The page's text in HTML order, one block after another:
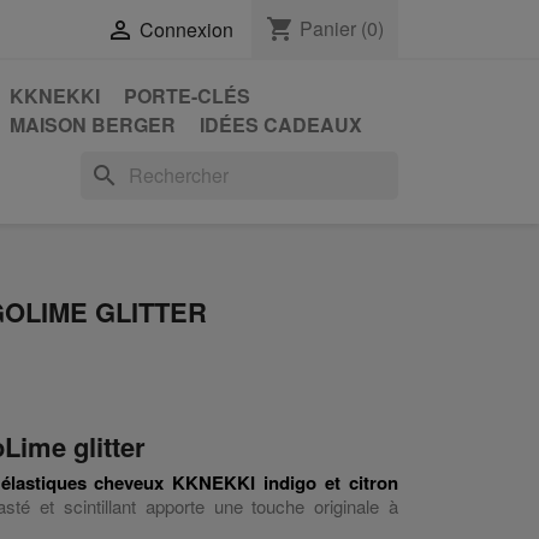
 Connexion shopping_cart Panier (0)
KKNEKKI
PORTE-CLÉS
MAISON BERGER IDÉES CADEAUX
search
GLITTER
glitter
élastiques cheveux KKNEKKI indigo et citron
et scintillant apporte une touche originale à